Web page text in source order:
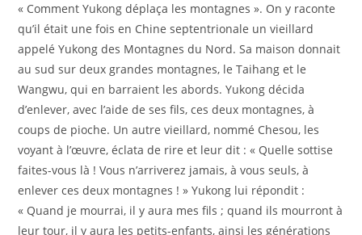
« Comment Yukong déplaça les montagnes ». On y raconte
qu’il était une fois en Chine septentrionale un vieillard
appelé Yukong des Montagnes du Nord. Sa maison donnait
au sud sur deux grandes montagnes, le Taihang et le
Wangwu, qui en barraient les abords. Yukong décida
d’enlever, avec l’aide de ses fils, ces deux montagnes, à
coups de pioche. Un autre vieillard, nommé Chesou, les
voyant à l’œuvre, éclata de rire et leur dit : « Quelle sottise
faites-vous là ! Vous n’arriverez jamais, à vous seuls, à
enlever ces deux montagnes ! » Yukong lui répondit :
« Quand je mourrai, il y aura mes fils ; quand ils mourront à
leur tour, il y aura les petits-enfants, ainsi les générations